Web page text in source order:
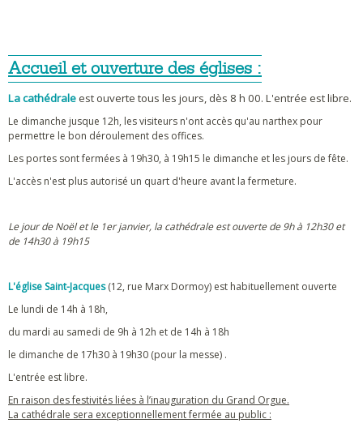
Accueil et ouverture des églises :
La cathédrale est ouverte tous les jours, dès 8 h 00. L'entrée est libre.
Le dimanche jusque 12h, les visiteurs n'ont accès qu'au narthex pour
permettre le bon déroulement des offices.
Les portes sont fermées à 19h30, à 19h15 le dimanche et les jours de fête.
L'accès n'est plus autorisé un quart d'heure avant la fermeture.
Le jour de Noël et le 1er janvier, la cathédrale est ouverte de 9h à 12h30 et
de 14h30 à 19h15
L'église Saint-Jacques (12, rue Marx Dormoy) est habituellement ouverte
Le lundi de 14h à 18h,
du mardi au samedi de 9h à 12h et de 14h à 18h
le dimanche de 17h30 à 19h30 (pour la messe) .
L'entrée est libre.
En raison des festivités liées à l’inauguration du Grand Orgue.
La cathédrale sera exceptionnellement fermée au public :